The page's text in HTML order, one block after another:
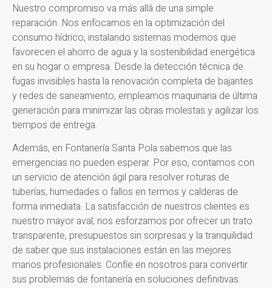
Nuestro compromiso va más allá de una simple
reparación. Nos enfocamos en la optimización del
consumo hídrico, instalando sistemas modernos que
favorecen el ahorro de agua y la sostenibilidad energética
en su hogar o empresa. Desde la detección técnica de
fugas invisibles hasta la renovación completa de bajantes
y redes de saneamiento, empleamos maquinaria de última
generación para minimizar las obras molestas y agilizar los
tiempos de entrega.
Además, en Fontanería Santa Pola sabemos que las
emergencias no pueden esperar. Por eso, contamos con
un servicio de atención ágil para resolver roturas de
tuberías, humedades o fallos en termos y calderas de
forma inmediata. La satisfacción de nuestros clientes es
nuestro mayor aval; nos esforzamos por ofrecer un trato
transparente, presupuestos sin sorpresas y la tranquilidad
de saber que sus instalaciones están en las mejores
manos profesionales. Confíe en nosotros para convertir
sus problemas de fontanería en soluciones definitivas.